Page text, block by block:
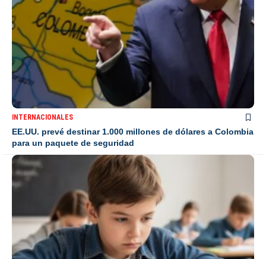
INTERNACIONALES
EE.UU. prevé destinar 1.000 millones de dólares a Colombia
para un paquete de seguridad